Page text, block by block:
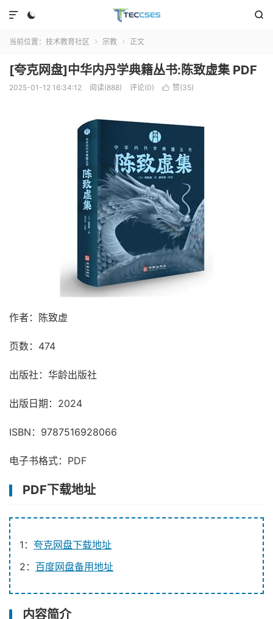
 

当前位置： 技术教育社区  宗教  正文
[夸克网盘]中华内丹学典籍丛书:陈致虚集 PDF
2025-01-12 16:34:12 阅读(888) 评论(0)  赞(35)
作者：陈致虚
页数：474
出版社：华龄出版社
出版日期：2024
ISBN：9787516928066
电子书格式：PDF
PDF下载地址
1： 夸克网盘下载地址
2： 百度网盘备用地址
内容简介